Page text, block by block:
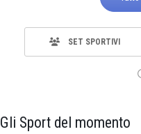
SET SPORTIVI
Gli Sport del momento